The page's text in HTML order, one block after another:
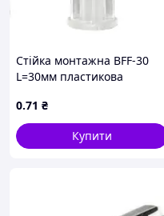
Стійка монтажна BFF-30
L=30мм пластикова
0.71 ₴
Купити